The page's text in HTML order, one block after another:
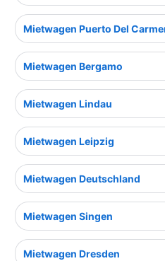
Mietwagen Puerto Del
Mietwagen Bergamo
Mietwagen Lindau
Mietwagen Leipzig
Mietwagen Deutschland
Mietwagen Singen
Mietwagen Dresden